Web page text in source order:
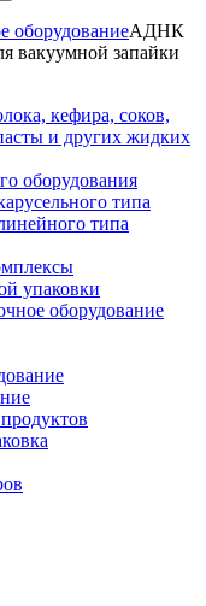
оборудованиеАДНК
вакуумной запайки
кефира, соков,
и других жидких
оборудования
типа
типа
упаковки
оборудование